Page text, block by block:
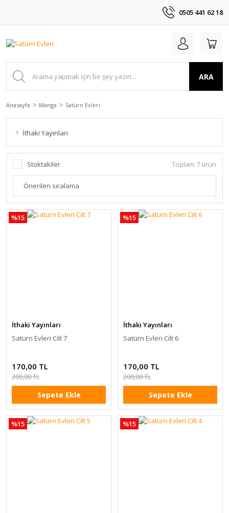
0505 441 62 18
ARA
Anasayfa Manga Satürn Evleri
İthaki Yayınları
Stoktakiler Toplam 7 ürün
%15
İthaki Yayınları
Satürn Evleri Cilt 7
170,00 TL
200,00 TL
Sepete Ekle
%15
İthaki Yayınları
Satürn Evleri Cilt 6
170,00 TL
200,00 TL
Sepete Ekle
%15 %15